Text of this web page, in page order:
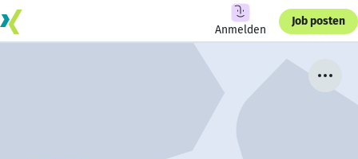
Anmelden
Job posten